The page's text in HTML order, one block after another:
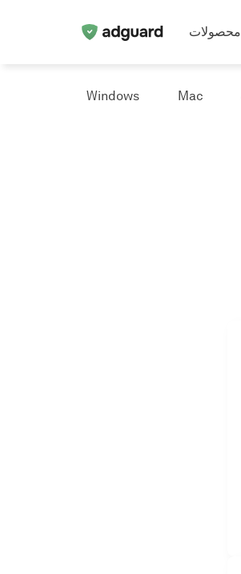
محصولات
Windows Mac